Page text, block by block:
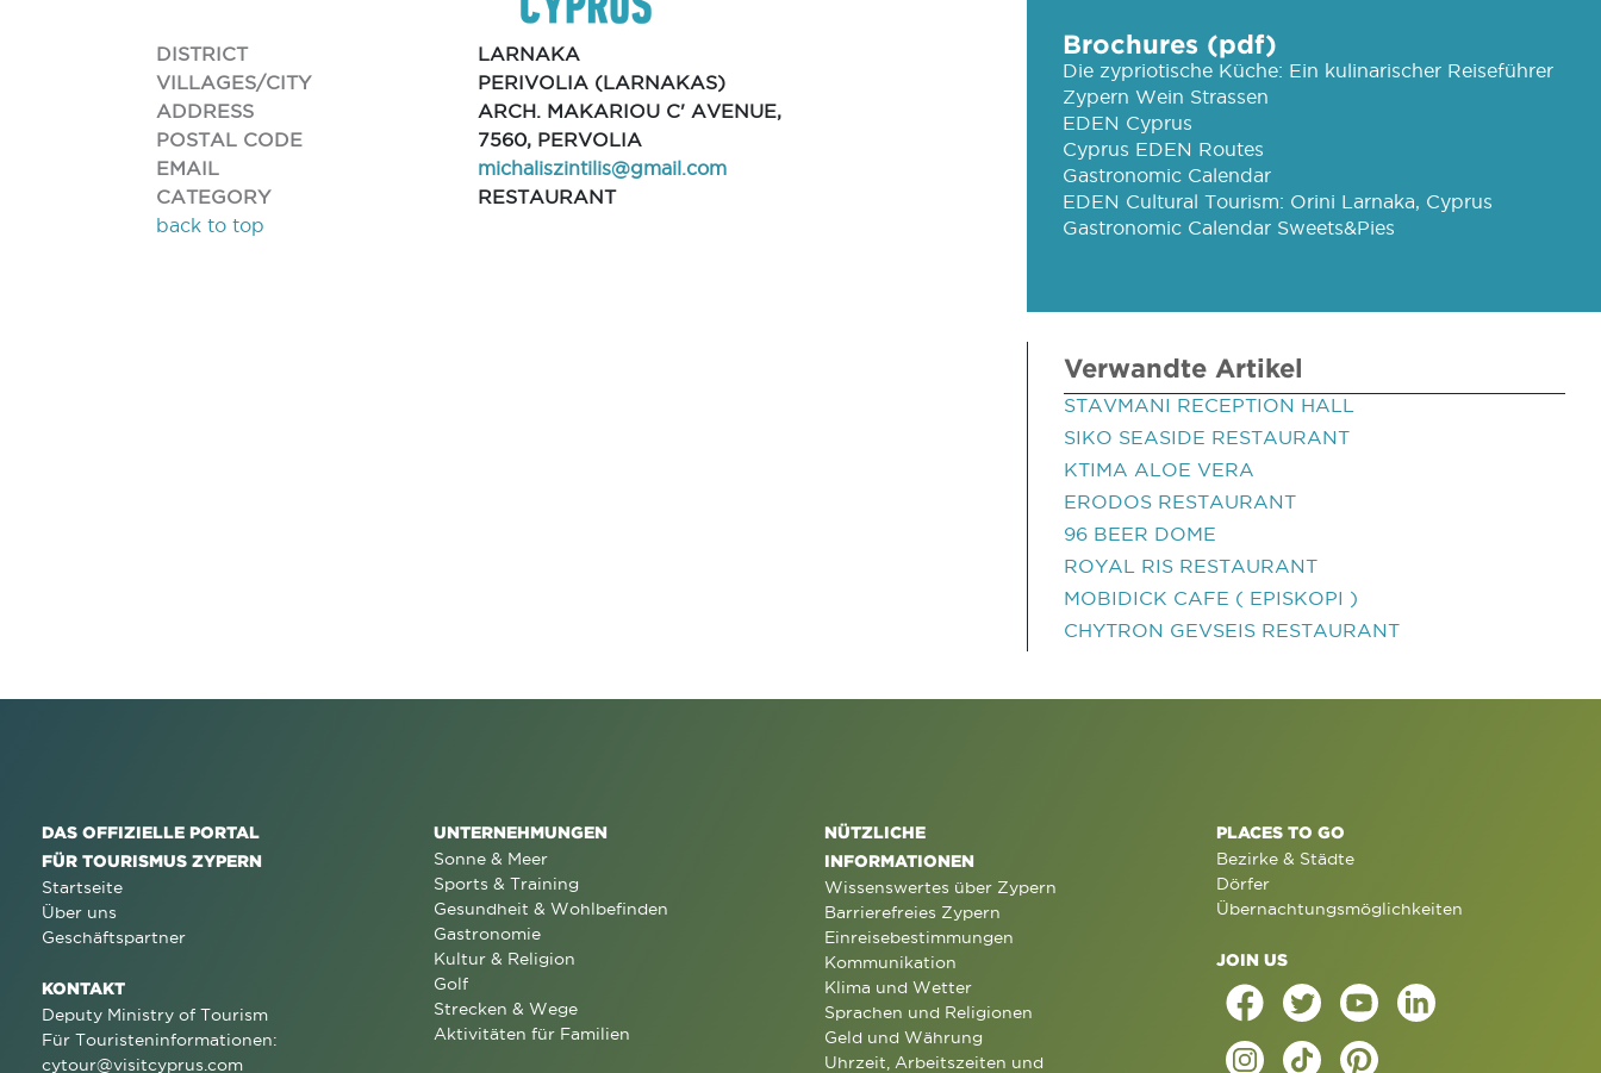
DISTRICT
LARNAKA
VILLAGES/CITY
PERIVOLIA (LARNAKAS)
ADDRESS
ARCH. MAKARIOU C' AVENUE,
POSTAL CODE
7560, PERVOLIA
EMAIL
michaliszintilis@gmail.com
CATEGORY
RESTAURANT
back to top
Brochures (pdf)
Die zypriotische Küche: Ein kulinarischer Reiseführer
Zypern Wein Strassen
EDEN Cyprus
Cyprus EDEN Routes
Gastronomic Calendar
EDEN Cultural Tourism: Orini Larnaka, Cyprus
Gastronomic Calendar Sweets&Pies
Verwandte Artikel
STAVMANI RECEPTION HALL
SIKO SEASIDE RESTAURANT
KTIMA ALOE VERA
ERODOS RESTAURANT
96 BEER DOME
ROYAL RIS RESTAURANT
MOBIDICK CAFE ( EPISKOPI )
CHYTRON GEVSEIS RESTAURANT
DAS OFFIZIELLE PORTAL
FÜR TOURISMUS ZYPERN
Startseite
Über uns
Geschäftspartner
KONTAKT
Deputy Ministry of Tourism
Für Touristeninformationen:
cytour@visitcyprus.com
UNTERNEHMUNGEN
Sonne & Meer
Sports & Training
Gesundheit & Wohlbefinden
Gastronomie
Kultur & Religion
Golf
Strecken & Wege
Aktivitäten für Familien
NÜTZLICHE
INFORMATIONEN
Wissenswertes über Zypern
Barrierefreies Zypern
Einreisebestimmungen
Kommunikation
Klima und Wetter
Sprachen und Religionen
Geld und Währung
Uhrzeit, Arbeitszeiten und
PLACES TO GO
Bezirke & Städte
Dörfer
Übernachtungsmöglichkeiten
JOIN US